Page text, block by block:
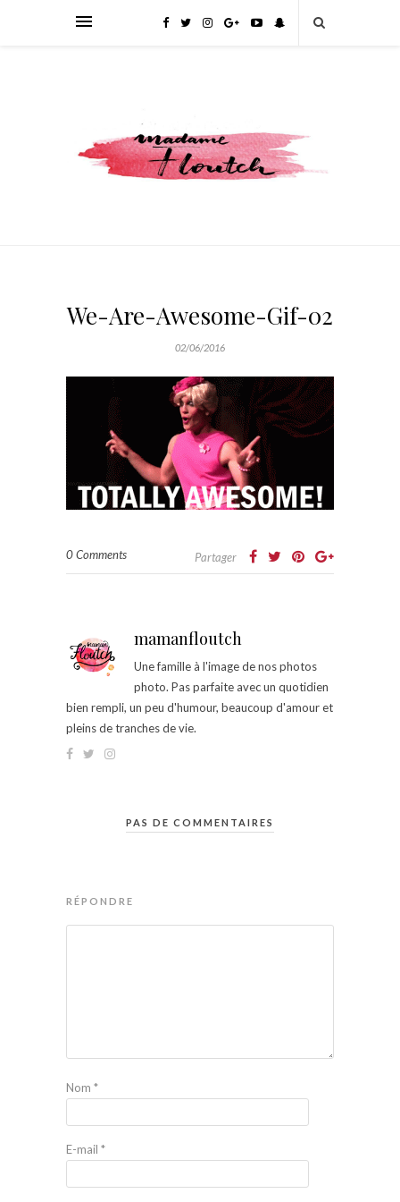
We-Are-Awesome-Gif-02
02/06/2016
0 Comments Partager
mamanfloutch
Une famille à l'image de nos photos
photo. Pas parfaite avec un quotidien
bien rempli, un peu d'humour, beaucoup d'amour et
pleins de tranches de vie.
PAS DE COMMENTAIRES
RÉPONDRE
Nom *
E-mail *